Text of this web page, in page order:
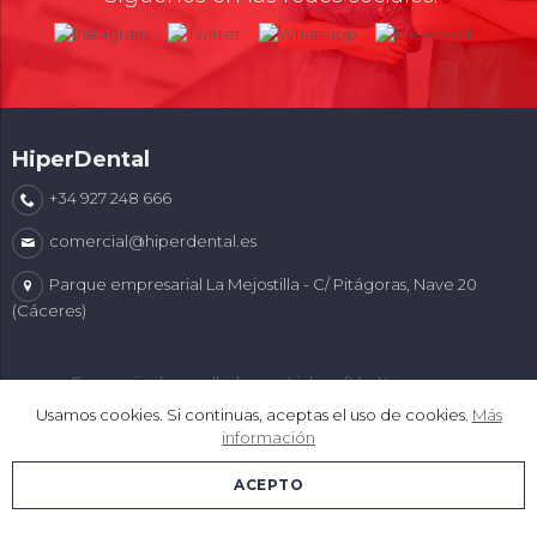
Usamos cookies. Si continuas, aceptas el uso de cookies. Más
información
ACEPTO
HiperDental
+34 927 248 666
comercial@hiperdental.es
Parque empresarial La Mejostilla - C/ Pitágoras, Nave 20
(Cáceres)
Comercio desarrollado conLinkasoft LeKommerce